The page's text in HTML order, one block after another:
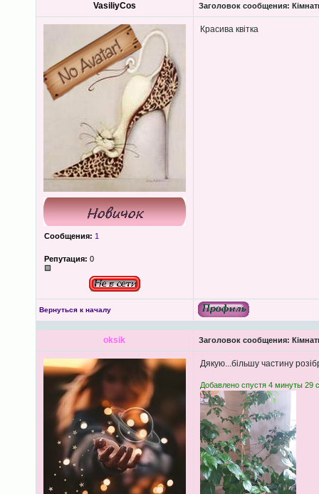
VasiliyCos Заголовок сообщения:
Сообщения: 1
Репутация: 0
Красива квітка
Вернуться к началу
oksik Заголовок сообщения:
Дякую...більшу частину
Добавлено спустя 4 минуты 29